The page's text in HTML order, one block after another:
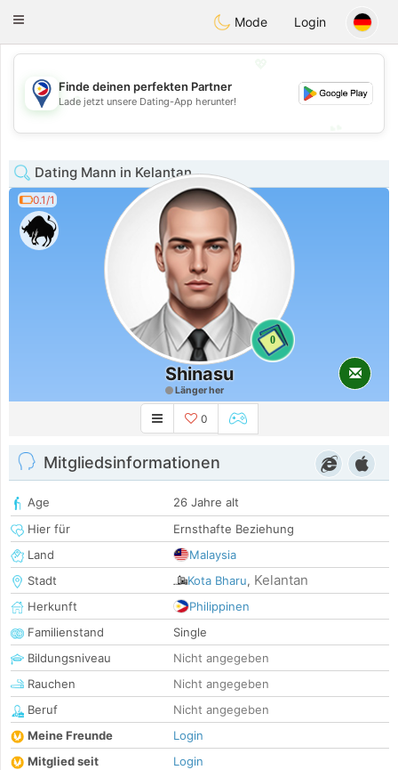
Philippines Chat
Toggle
Mode Login
💖
💕
Finde deinen perfekten Partner
Lade jetzt unsere Dating-App herunter!
Dating Mann in Kelantan
0.1/1
0
Shinasu
Länger her
0
Mitgliedsinformationen
Age
26 Jahre alt
Hier für
Ernsthafte Beziehung
Land
Malaysia
Stadt
Kota Bharu, Kelantan
Herkunft
Philippinen
Familienstand
Single
Bildungsniveau
Nicht angegeben
Rauchen
Nicht angegeben
Beruf
Nicht angegeben
Meine Freunde
Login
Mitglied seit
Login